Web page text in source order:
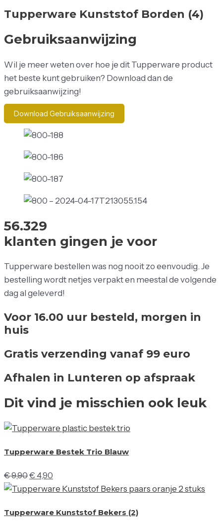
Tupperware Kunststof Borden (4)
Gebruiksaanwijzing
Wil je meer weten over hoe je dit Tupperware product
het beste kunt gebruiken? Download dan de
gebruiksaanwijzing!
Download Gebruiksaanwijzing
56.329
klanten gingen je voor
Tupperware bestellen was nog nooit zo eenvoudig. Je
bestelling wordt netjes verpakt en meestal de volgende
dag al geleverd!
Voor 16.00 uur besteld, morgen in
huis
Gratis verzending vanaf 99 euro
Afhalen in Lunteren op afspraak
Dit vind je misschien ook leuk
Tupperware Bestek Trio Blauw
€9,90€ 4,90
Tupperware Kunststof Bekers (2)